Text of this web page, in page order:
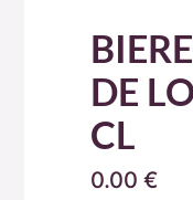
DE
CL
0.00€